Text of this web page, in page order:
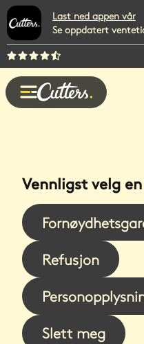
Last ned appen vår
Se oppdatert
Vennligst velg
Refusjon
Slett meg